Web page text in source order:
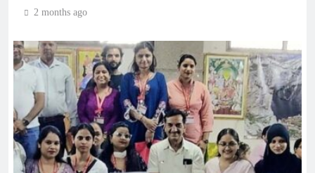
2 months ago